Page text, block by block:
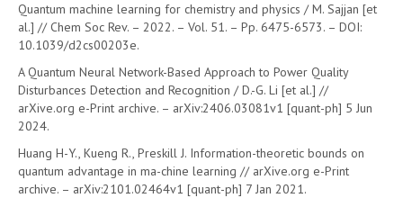
Quantum machine learning for chemistry and physics / M. Sajjan [et
al.] // Chem Soc Rev. – 2022. – Vol. 51. – Pp. 6475-6573. – DOI:
10.1039/d2cs00203e.
A Quantum Neural Network-Based Approach to Power Quality
Disturbances Detection and Recognition / D.-G. Li [et al.] //
arXive.org e-Print archive. – arXiv:2406.03081v1 [quant-ph] 5 Jun
2024.
Huang H-Y., Kueng R., Preskill J. Information-theoretic bounds on
quantum advantage in ma-chine learning // arXive.org e-Print
archive. – arXiv:2101.02464v1 [quant-ph] 7 Jan 2021.